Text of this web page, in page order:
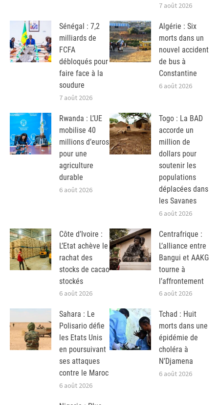
7 août 2026
Sénégal : 7,2
milliards de
FCFA
débloqués pour
faire face à la
soudure
7 août 2026
Algérie : Six
morts dans un
nouvel accident
de bus à
Constantine
6 août 2026
Rwanda : L’UE
mobilise 40
millions d’euros
pour une
agriculture
durable
6 août 2026
Togo : La BAD
accorde un
million de
dollars pour
soutenir les
populations
déplacées dans
les Savanes
6 août 2026
Côte d’Ivoire :
L’Etat achève le
rachat des
stocks de cacao
stockés
6 août 2026
Centrafrique :
L’alliance entre
Bangui et AAKG
tourne à
l’affrontement
6 août 2026
Sahara : Le
Polisario défie
les Etats Unis
en poursuivant
ses attaques
contre le Maroc
6 août 2026
Tchad : Huit
morts dans une
épidémie de
choléra à
N’Djamena
6 août 2026